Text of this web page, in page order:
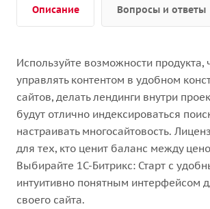
Описание Вопросы и ответы
Используйте возможности продукта,
управлять контентом в удобном
сайтов, делать лендинги внутри
будут отлично индексироваться
настраивать многосайтовость.
для тех, кто ценит баланс между
Выбирайте 1С-Битрикс: Старт с
интуитивно понятным интерфейсом
своего сайта.